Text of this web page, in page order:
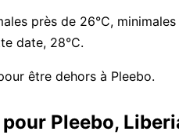
près de 26°C,
date, 28°C.
être dehors à Pleebo.
pour Pleebo,